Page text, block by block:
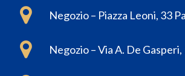
Negozio – Piazza Leoni, 33
Negozio – Via A. De Gasperi,